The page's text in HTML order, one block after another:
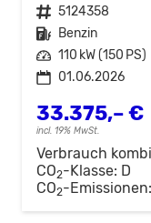
Fahrzeugnr. 5124358
Kraftstoff Benzin
Leistung 110 kW (150 PS)
01.06.2026
33.375,– €
incl. 19% MwSt.
Verbrauch
CO2-Klasse: D
CO2-Emissionen: